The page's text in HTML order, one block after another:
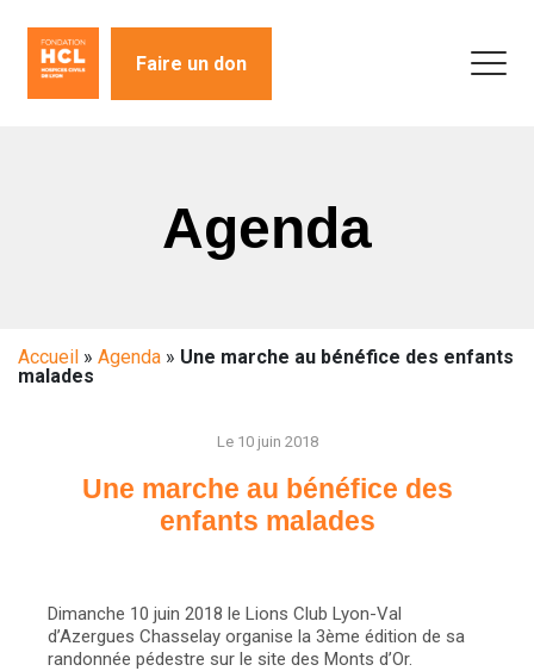
Faire un don
Agenda
Accueil » Agenda » Une marche au bénéfice des enfants
malades
Le 10 juin 2018
Une marche au bénéfice des
enfants malades
Dimanche 10 juin 2018 le Lions Club Lyon-Val
d’Azergues Chasselay organise la 3ème édition de sa
randonnée pédestre sur le site des Monts d’Or.